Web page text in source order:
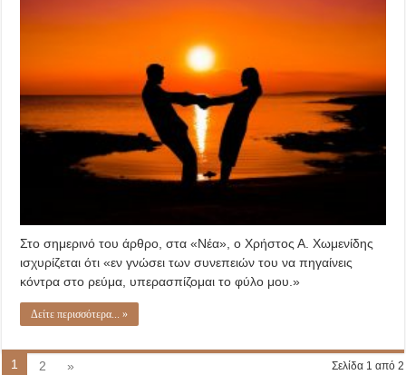
ΖΩΗ
ΣΟΥ
Στο σημερινό του άρθρο, στα «Νέα», ο Χρήστος Α. Χωμενίδης
ισχυρίζεται ότι «εν γνώσει των συνεπειών του να πηγαίνεις
κόντρα στο ρεύμα, υπερασπίζομαι το φύλο μου.»
Δείτε περισσότερα... »
Σελίδα 1 από 2
1 2 »